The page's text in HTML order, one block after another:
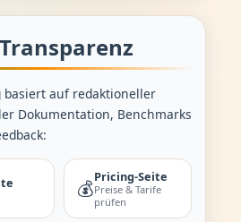
basiert auf redaktioneller
Dokumentation, Benchmarks
💰
Pricing-Seite
Preise & Tarife
prüfen